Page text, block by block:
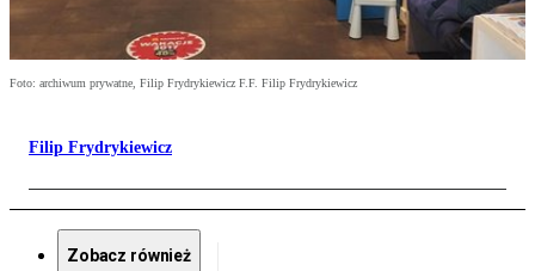
Foto: archiwum prywatne, Filip Frydrykiewicz F.F. Filip Frydrykiewicz
Filip Frydrykiewicz
Zobacz również